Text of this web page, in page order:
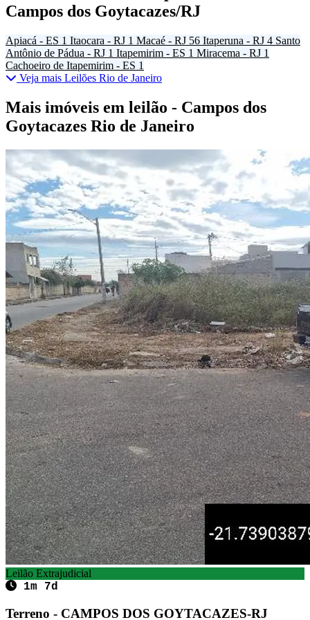
Campos dos Goytacazes/RJ
Apiacá - ES 1 Itaocara - RJ 1 Macaé - RJ 56 Itaperuna - RJ 4 Santo
Antônio de Pádua - RJ 1 Itapemirim - ES 1 Miracema - RJ 1
Cachoeiro de Itapemirim - ES 1
Veja mais Leilões Rio de Janeiro
Mais imóveis em leilão - Campos dos
Goytacazes Rio de Janeiro
Leilão Extrajudicial
1m 7d
Terreno - CAMPOS DOS GOYTACAZES-RJ